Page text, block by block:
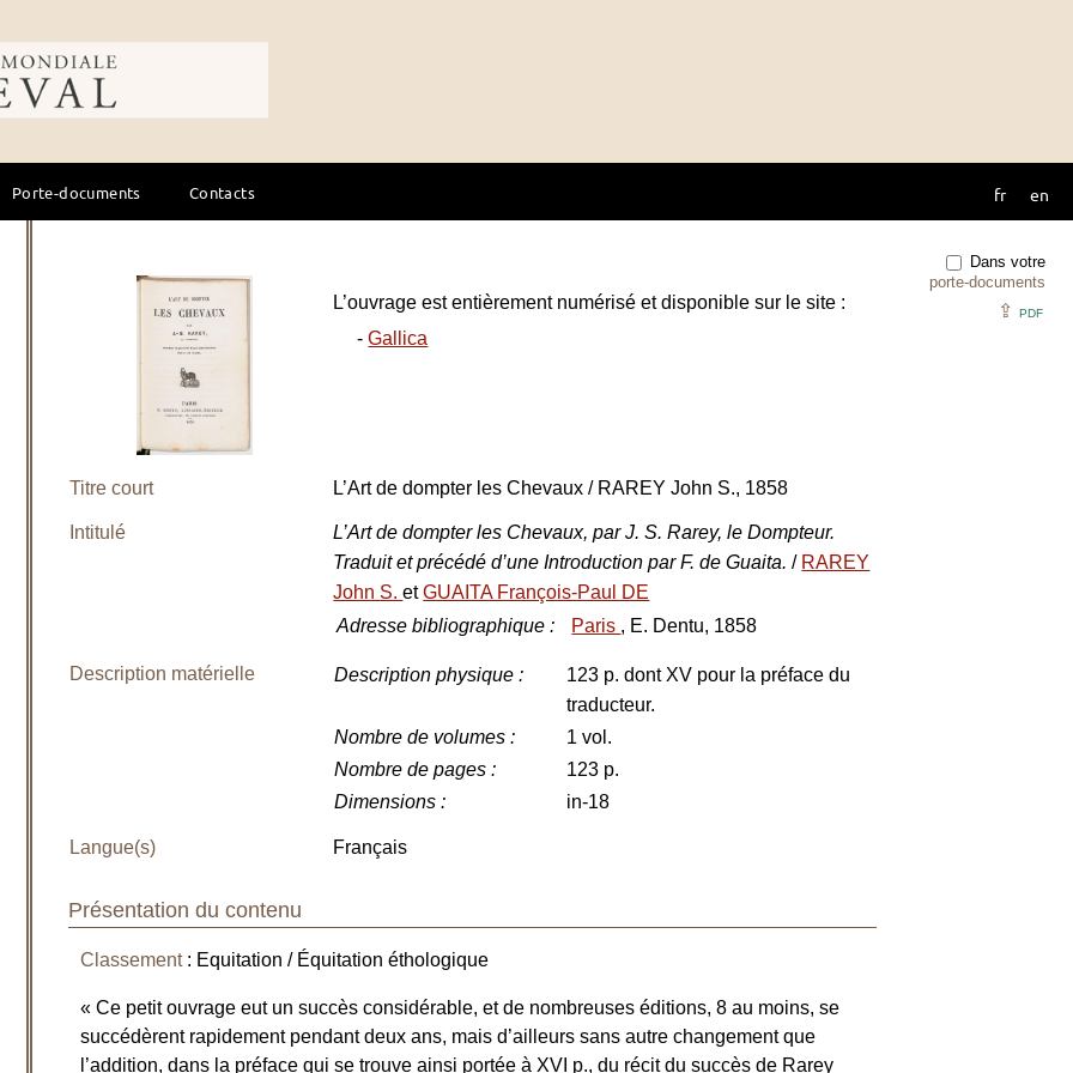
du cheval
Porte-documents Contacts fr en
Dans votre
porte-documents
⇪ PDF
L’ouvrage est entièrement numérisé et disponible sur le site :
-Gallica
Titre court L’Art de dompter les Chevaux / RAREY John S., 1858
Intitulé
L’Art de dompter les Chevaux, par J. S. Rarey, le Dompteur.
Traduit et précédé d’une Introduction par F. de Guaita./ RAREY
John S.etGUAITA François-Paul DE
Adresse bibliographique : Paris , E. Dentu, 1858
Description matérielle Description physique :
123 p. dont XV pour la préface du
traducteur.
Nombre de volumes :
1 vol.
Nombre de pages :
123 p.
Dimensions : in-18
Langue(s) Français
Présentation du contenu
Classement: Equitation / Équitation éthologique
« Ce petit ouvrage eut un succès considérable, et de nombreuses éditions, 8 au moins, se
succédèrent rapidement pendant deux ans, mais d’ailleurs sans autre changement que
l’addition, dans la préface qui se trouve ainsi portée à XVI p., du récit du succès de Rarey